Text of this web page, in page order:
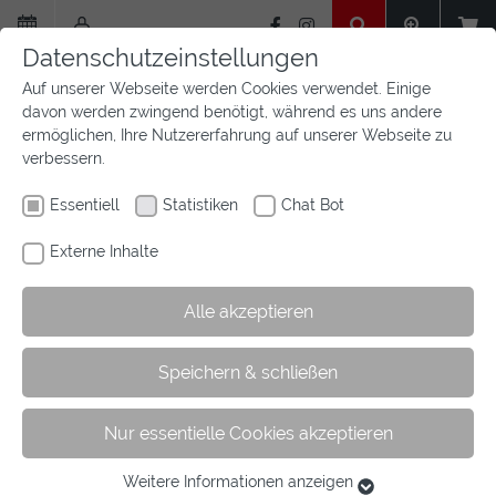
Zum
Hauptinhalt
springen
Sie
hier:
Startseite Aktuelles Newsfeed
Salut Festival geht in die zweite Runde.
Datenschutzeinstellungen
Auf unserer Webseite werden Cookies verwendet. Einige
davon werden zwingend benötigt, während es uns andere
ermöglichen, Ihre Nutzererfahrung auf unserer Webseite zu
verbessern.
Essentiell Statistiken Chat Bot
Externe Inhalte
Alle akzeptieren
Speichern & schließen
Nur essentielle Cookies akzeptieren
Weitere Informationen anzeigen